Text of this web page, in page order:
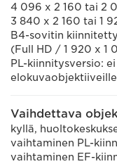
4 096 x 2 160 tai 2
3 840 x 2 160 tai 1
B4-sovitin
(Full HD / 1 920 x 1
PL-kiinnitysversio:
elokuvaobjektiiveille
Vaihdettava
kyllä,
vaihtaminen PL-
vaihtaminen EF-